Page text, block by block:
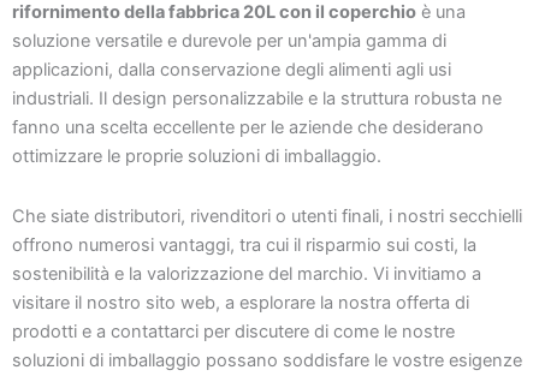
rifornimento della fabbrica 20L con il coperchio è una
soluzione versatile e durevole per un'ampia gamma di
applicazioni, dalla conservazione degli alimenti agli usi
industriali. Il design personalizzabile e la struttura robusta ne
fanno una scelta eccellente per le aziende che desiderano
ottimizzare le proprie soluzioni di imballaggio.
Che siate distributori, rivenditori o utenti finali, i nostri secchielli
offrono numerosi vantaggi, tra cui il risparmio sui costi, la
sostenibilità e la valorizzazione del marchio. Vi invitiamo a
visitare il nostro sito web, a esplorare la nostra offerta di
prodotti e a contattarci per discutere di come le nostre
soluzioni di imballaggio possano soddisfare le vostre esigenze